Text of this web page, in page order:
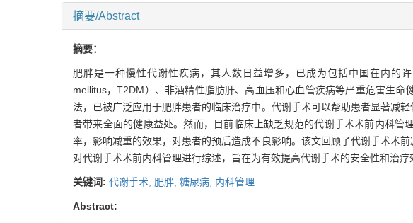
摘要/Abstract
摘要：
肥胖是一种慢性代谢性疾病，其人数日益增多，已成为包括中国在内的
mellitus，T2DM）、非酒精性脂肪肝、高血压和心血管疾病等严重危害生
法，已被广泛应用于肥胖患者的临床治疗中。代谢手术可以帮助患者显著减
者带来全面的健康益处。然而，目前临床上缺乏规范的代谢手术术前内科
率，影响减重的效果，对患者的预后造成不良影响。该文回顾了代谢手术术
对代谢手术术前内科管理进行综述，旨在为有效提高代谢手术的安全性和治疗
关键词: 代谢手术, 肥胖, 糖尿病, 内科管理
Abstract: